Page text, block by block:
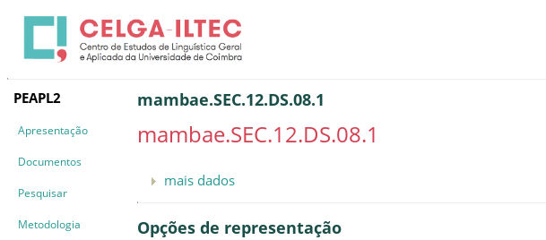
PEAPL2
Apresentação
Documentos
Pesquisar
Metodologia
mambae.SEC.12.DS.08.1
mambae.SEC.12.DS.08.1
mais dados
Opções de representação